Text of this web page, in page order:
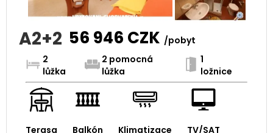
A2+2 56 946 CZK /pobyt
2
lůžka
2 pomocná
lůžka
1
ložnice
Terasa Balkón Klimatizace TV/SAT